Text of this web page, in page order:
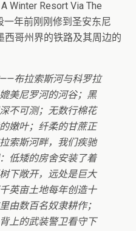
Winter Resort Via The
一年前刚刚修到圣安东尼
西哥州界的铁路及其周边的
布拉索斯河与科罗拉
美尼罗河的河谷；黑
不可测；无数行棉花
嫩叶；纤柔的甘蔗正
索斯河畔，我们疾驰
低矮的房舍安装了着
下敞开，远处是巨大
英亩土地每年创造十
由数百名奴隶耕作；
上的武装警卫看守下